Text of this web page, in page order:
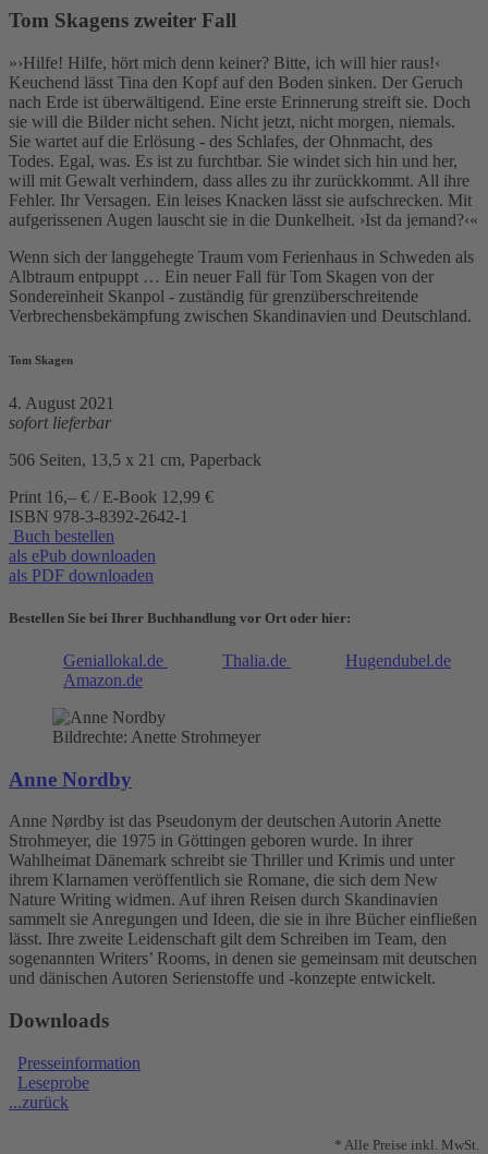
Tom Skagens zweiter Fall
»›Hilfe! Hilfe, hört mich denn keiner? Bitte, ich will hier raus!‹
Keuchend lässt Tina den Kopf auf den Boden sinken. Der Geruch
nach Erde ist überwältigend. Eine erste Erinnerung streift sie. Doch
sie will die Bilder nicht sehen. Nicht jetzt, nicht morgen, niemals.
Sie wartet auf die Erlösung - des Schlafes, der Ohnmacht, des
Todes. Egal, was. Es ist zu furchtbar. Sie windet sich hin und her,
will mit Gewalt verhindern, dass alles zu ihr zurückkommt. All ihre
Fehler. Ihr Versagen. Ein leises Knacken lässt sie aufschrecken. Mit
aufgerissenen Augen lauscht sie in die Dunkelheit. ›Ist da jemand?‹«
Wenn sich der langgehegte Traum vom Ferienhaus in Schweden als
Albtraum entpuppt … Ein neuer Fall für Tom Skagen von der
Sondereinheit Skanpol - zuständig für grenzüberschreitende
Verbrechensbekämpfung zwischen Skandinavien und Deutschland.
Tom Skagen
4. August 2021
sofort lieferbar
506 Seiten, 13,5 x 21 cm, Paperback
Print 16,– € / E-Book 12,99 €
ISBN 978-3-8392-2642-1
Buch bestellen
als ePub downloaden
als PDF downloaden
Bestellen Sie bei Ihrer Buchhandlung vor Ort oder hier:
Geniallokal.de Thalia.de
Hugendubel.de
Amazon.de
Bildrechte: Anette Strohmeyer
Anne Nordby
Anne Nørdby ist das Pseudonym der deutschen Autorin Anette
Strohmeyer, die 1975 in Göttingen geboren wurde. In ihrer
Wahlheimat Dänemark schreibt sie Thriller und Krimis und unter
ihrem Klarnamen veröffentlich sie Romane, die sich dem New
Nature Writing widmen. Auf ihren Reisen durch Skandinavien
sammelt sie Anregungen und Ideen, die sie in ihre Bücher einfließen
lässt. Ihre zweite Leidenschaft gilt dem Schreiben im Team, den
sogenannten Writers’ Rooms, in denen sie gemeinsam mit deutschen
und dänischen Autoren Serienstoffe und -konzepte entwickelt.
Downloads
Presseinformation
Leseprobe
...zurück
* Alle Preise inkl. MwSt.